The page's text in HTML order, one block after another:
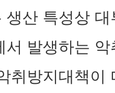
생산 특성상
서 발생하는
취방지대책이